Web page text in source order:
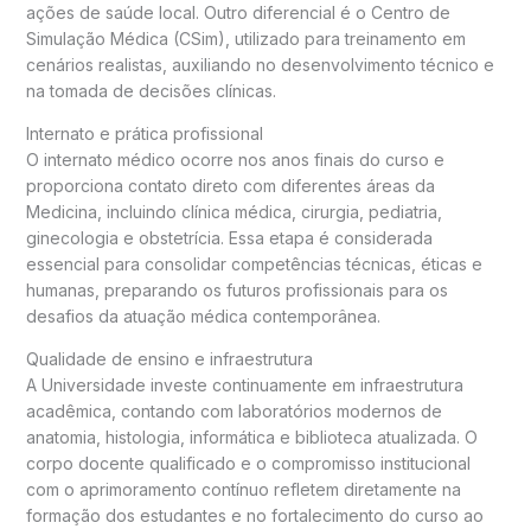
ações de saúde local. Outro diferencial é o Centro de
Simulação Médica (CSim), utilizado para treinamento em
cenários realistas, auxiliando no desenvolvimento técnico e
na tomada de decisões clínicas.
Internato e prática profissional
O internato médico ocorre nos anos finais do curso e
proporciona contato direto com diferentes áreas da
Medicina, incluindo clínica médica, cirurgia, pediatria,
ginecologia e obstetrícia. Essa etapa é considerada
essencial para consolidar competências técnicas, éticas e
humanas, preparando os futuros profissionais para os
desafios da atuação médica contemporânea.
Qualidade de ensino e infraestrutura
A Universidade investe continuamente em infraestrutura
acadêmica, contando com laboratórios modernos de
anatomia, histologia, informática e biblioteca atualizada. O
corpo docente qualificado e o compromisso institucional
com o aprimoramento contínuo refletem diretamente na
formação dos estudantes e no fortalecimento do curso ao